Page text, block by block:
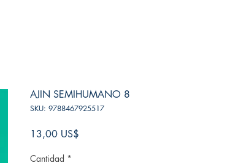
AJIN SEMIHUMANO 8
SKU: 9788467925517
13,00 US$
Cantidad *